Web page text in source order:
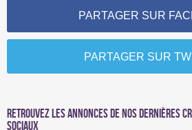
PARTAGER SUR
PARTAGER SUR
Retrouvez les annonces de nos dernières
sociaux